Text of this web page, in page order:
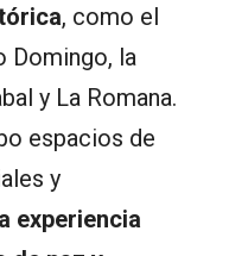
, como el
Domingo, la
y La Romana.
espacios de
y
experiencia